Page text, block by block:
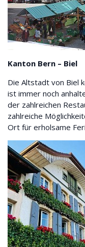
Kanton Bern – Biel
Die Altstadt von Biel
ist immer noch
der zahlreichen
zahlreiche
Ort für erholsame